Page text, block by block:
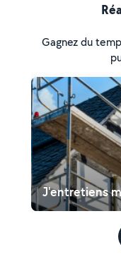
Gagnez du
J'entretiens